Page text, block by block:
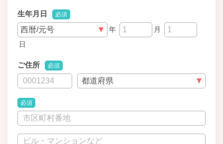
生年月日 必須
年
月
日
ご住所 必須
必須